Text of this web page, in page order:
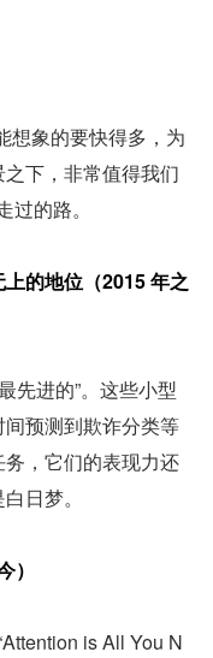
想象的要快得多，为
下，非常值得我们
的路。
的地位（2015 年之
先进的”。这些小型
预测到欺诈分类等
，它们的表现力还
日梦。
）
is All You N